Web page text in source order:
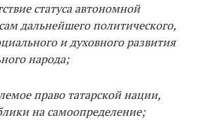
статуса автономной
дальнейшего политического,
и духовного развития
народа;
право татарской нации,
на самоопределение;